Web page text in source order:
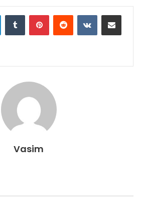
LinkedInTumblr PinterestReddit VKontakteShare via Email
Vasim